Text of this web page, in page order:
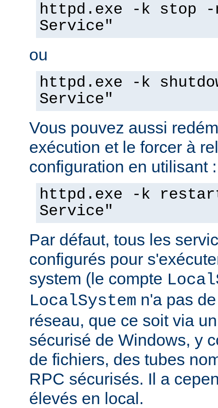
httpd.exe -k stop -
Service"
ou
httpd.exe -k
Service"
Vous pouvez aussi
exécution et le forcer à
configuration en utilisant :
httpd.exe -k
Service"
Par défaut, tous les
configurés pour
system (le compte
LocalSystem n'a pas
réseau, que ce soit via
sécurisé de Windows, y
de fichiers, des tubes
RPC sécurisés. Il a
élevés en local.